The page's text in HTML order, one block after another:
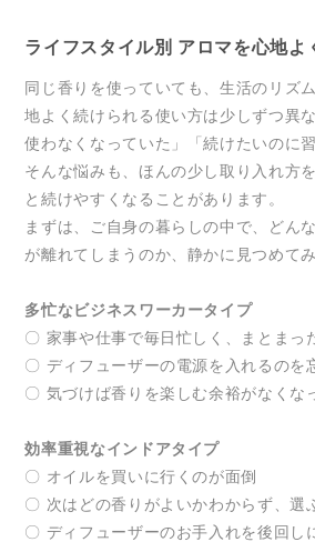
ライフスタイル別 アロマを心地よ
同じ香りを使っていても、生活のリズ
地よく続けられる使い方は少しずつ異
使わなくなっていた」「続けたいの
そんな悩みも、ほんの少し取り入れ方
と続けやすくなることがあります。
まずは、ご自身の暮らしの中で、どん
が離れてしまうのか、静かに見つめてみ
多忙なビジネスワーカータイプ
〇 家事や仕事で毎日忙しく、まとまっ
〇 ディフューザーの電源を入れるのを
〇 気づけば香りを楽しむ余裕がなくな
効率重視なインドアタイプ
〇 オイルを買いに行くのが面倒
〇 次はどの香りがよいかわからず、選
〇 ディフューザーのお手入れを後回し